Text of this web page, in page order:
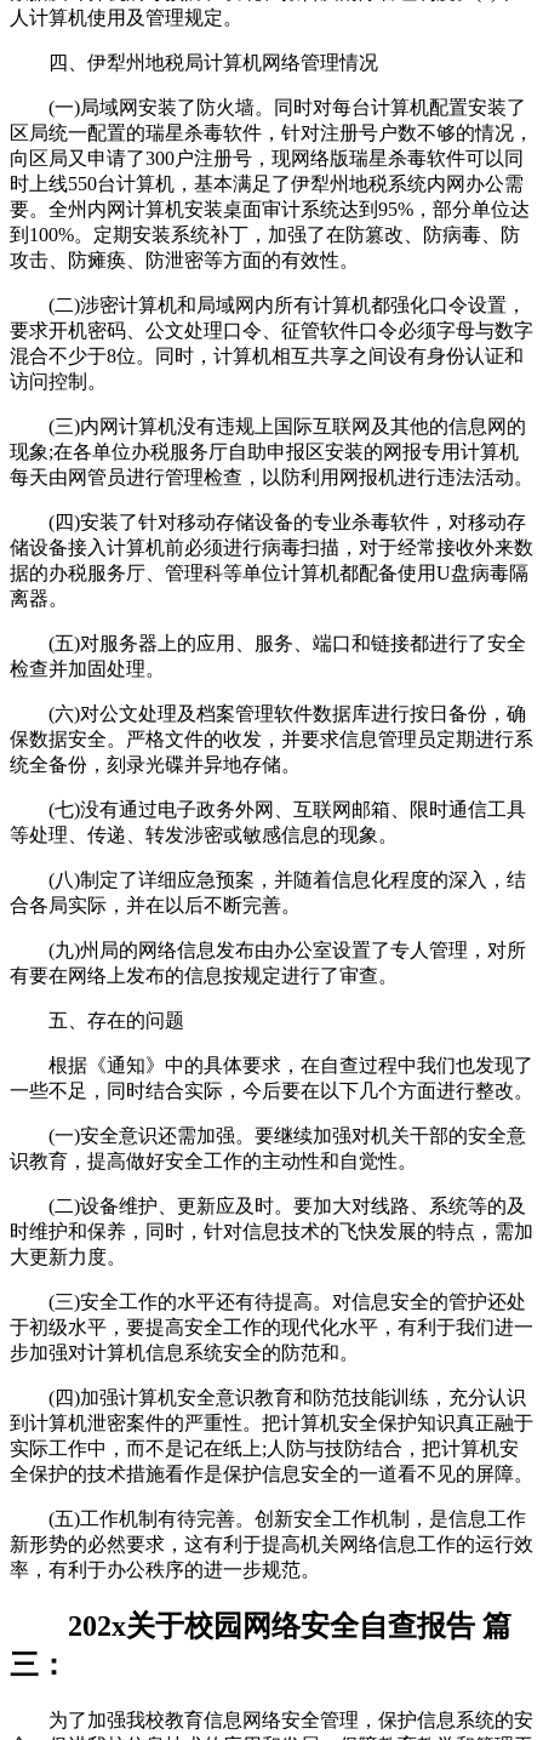
人计算机使用及管理规定。
四、伊犁州地税局计算机网络管理情况
(一)局域网安装了防火墙。同时对每台计算机配置安装了
区局统一配置的瑞星杀毒软件，针对注册号户数不够的情况，
向区局又申请了300户注册号，现网络版瑞星杀毒软件可以同
时上线550台计算机，基本满足了伊犁州地税系统内网办公需
要。全州内网计算机安装桌面审计系统达到95%，部分单位达
到100%。定期安装系统补丁，加强了在防篡改、防病毒、防
攻击、防瘫痪、防泄密等方面的有效性。
(二)涉密计算机和局域网内所有计算机都强化口令设置，
要求开机密码、公文处理口令、征管软件口令必须字母与数字
混合不少于8位。同时，计算机相互共享之间设有身份认证和
访问控制。
(三)内网计算机没有违规上国际互联网及其他的信息网的
现象;在各单位办税服务厅自助申报区安装的网报专用计算机
每天由网管员进行管理检查，以防利用网报机进行违法活动。
(四)安装了针对移动存储设备的专业杀毒软件，对移动存
储设备接入计算机前必须进行病毒扫描，对于经常接收外来数
据的办税服务厅、管理科等单位计算机都配备使用U盘病毒隔
离器。
(五)对服务器上的应用、服务、端口和链接都进行了安全
检查并加固处理。
(六)对公文处理及档案管理软件数据库进行按日备份，确
保数据安全。严格文件的收发，并要求信息管理员定期进行系
统全备份，刻录光碟并异地存储。
(七)没有通过电子政务外网、互联网邮箱、限时通信工具
等处理、传递、转发涉密或敏感信息的现象。
(八)制定了详细应急预案，并随着信息化程度的深入，结
合各局实际，并在以后不断完善。
(九)州局的网络信息发布由办公室设置了专人管理，对所
有要在网络上发布的信息按规定进行了审查。
五、存在的问题
根据《通知》中的具体要求，在自查过程中我们也发现了
一些不足，同时结合实际，今后要在以下几个方面进行整改。
(一)安全意识还需加强。要继续加强对机关干部的安全意
识教育，提高做好安全工作的主动性和自觉性。
(二)设备维护、更新应及时。要加大对线路、系统等的及
时维护和保养，同时，针对信息技术的飞快发展的特点，需加
大更新力度。
(三)安全工作的水平还有待提高。对信息安全的管护还处
于初级水平，要提高安全工作的现代化水平，有利于我们进一
步加强对计算机信息系统安全的防范和。
(四)加强计算机安全意识教育和防范技能训练，充分认识
到计算机泄密案件的严重性。把计算机安全保护知识真正融于
实际工作中，而不是记在纸上;人防与技防结合，把计算机安
全保护的技术措施看作是保护信息安全的一道看不见的屏障。
(五)工作机制有待完善。创新安全工作机制，是信息工作
新形势的必然要求，这有利于提高机关网络信息工作的运行效
率，有利于办公秩序的进一步规范。
202x关于校园网络安全自查报告 篇
三：
为了加强我校教育信息网络安全管理，保护信息系统的安